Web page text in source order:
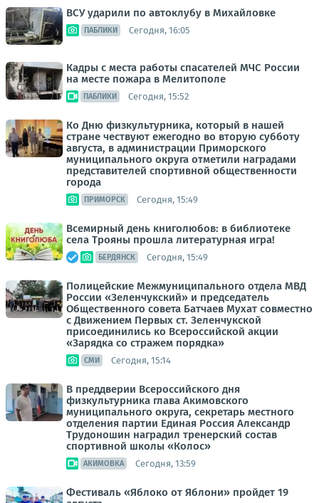
ВСУ ударили по автоклубу в Михайловке
ПАБЛИКИ Сегодня, 16:05
Кадры с места работы спасателей МЧС России
на месте пожара в Мелитополе
ПАБЛИКИ Сегодня, 15:52
Ко Дню физкультурника, который в нашей
стране чествуют ежегодно во вторую субботу
августа, в администрации Приморского
муниципального округа отметили наградами
представителей спортивной общественности
города
ПРИМОРСК Сегодня, 15:49
Всемирный день книголюбов: в библиотеке
села Трояны прошла литературная игра!
БЕРДЯНСК Сегодня, 15:49
Полицейские Межмуниципального отдела МВД
России «Зеленчукский» и председатель
Общественного совета Батчаев Мухат совместно
с Движением Первых ст. Зеленчукской
присоединились ко Всероссийской акции
«Зарядка со стражем порядка»
СМИ Сегодня, 15:14
В преддверии Всероссийского дня
физкультурника глава Акимовского
муниципального округа, секретарь местного
отделения партии Единая Россия Александр
Трудоношин наградил тренерский состав
спортивной школы «Колос»
АКИМОВКА Сегодня, 13:59
Фестиваль «Яблоко от Яблони» пройдет 19